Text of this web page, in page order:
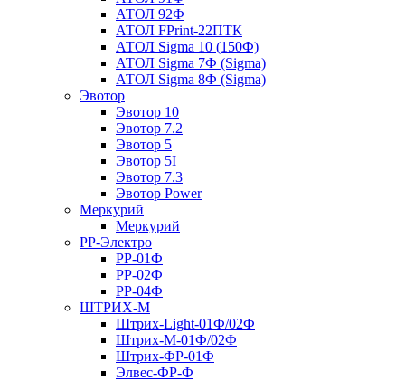
АТОЛ 92Ф
АТОЛ FPrint-22ПТК
АТОЛ Sigma 10 (150Ф)
АТОЛ Sigma 7Ф (Sigma)
АТОЛ Sigma 8Ф (Sigma)
Эвотор
Эвотор 10
Эвотор 7.2
Эвотор 5
Эвотор 5I
Эвотор 7.3
Эвотор Power
Меркурий
Меркурий
РР-Электро
РР-01Ф
РР-02Ф
РР-04Ф
ШТРИХ-М
Штрих-Light-01Ф/02Ф
Штрих-М-01Ф/02Ф
Штрих-ФР-01Ф
Элвес-ФР-Ф